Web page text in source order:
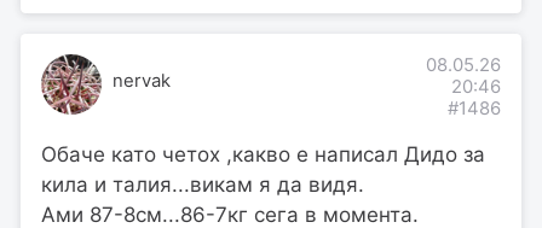
nervak
08.05.26
20:46
#1486
Обаче като четох ,какво е написал Дидо за
кила и талия...викам я да видя.
Ами 87-8см...86-7кг сега в момента.